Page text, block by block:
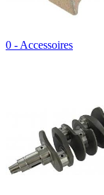
0 - Accessoires